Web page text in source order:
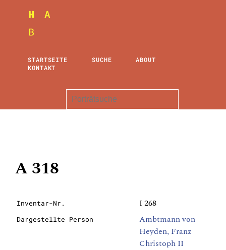
STARTSEITE SUCHE
ABOUT
KONTAKT
A 318
Inventar-Nr. I 268
Dargestellte Person
Ambtmann von
Heyden, Franz
Christoph II